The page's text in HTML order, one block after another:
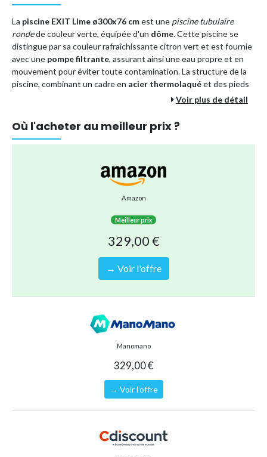
La piscine EXIT Lime ø300x76 cmest une piscine tubulaire
rondede couleur verte, équipée d'un dôme. Cette piscine se
distingue par sa couleur rafraîchissante citron vert et est fournie
avec une pompe filtrante, assurant ainsi une eau propre et en
mouvement pour éviter toute contamination. La structure de la
piscine, combinant un cadre en acier thermolaquéet des pieds
stabilité et une longévité exceptionnelles.
météo. Non seulement il empêche les saletés de tomber dans
l'eau, mais il offre également une
mécanisme de charnière unique du dôme le rend très facile à
manipuler, et sa toile transparente permet de ne rien manquer de
l'extérieur, tout en profitant de la piscine.
EXIT Lime arbore un design unique qui embellira n'importe quel
fonctionnalité, esthétique et durabilité.
Coloris rafraîchissant citron vert
Equipée d'une pompe filtrante pour une eau toujours
Design unique avec cadre noir et toile transparente
Piscine hors-sol
8720088267325
Voir plus de détail
Où l'acheter au meilleur prix ?
Amazon
Meilleur prix
329,00 €
→ Voir l'offre
Manomano
329,00 €
→ Voir l'offre